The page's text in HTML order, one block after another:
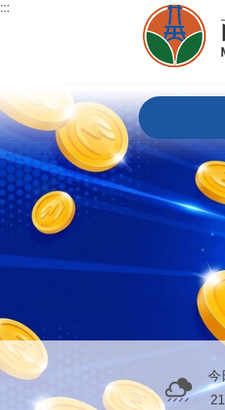
跳到主要內容區塊
:::
今